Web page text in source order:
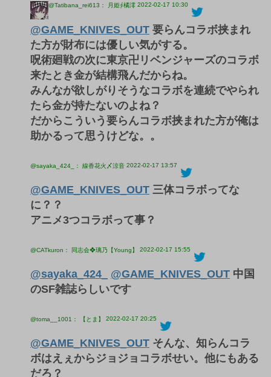
@Tatibana_rei613： 月姫∮橘澪 2022-02-17 10:30
@GAME_KNIVES_OUT 要らんコラボ挟まれ
た方が財布には優しい気がする。
呪術廻戦の次に東京卍リベンジャーズのコラボ
来たとき金が結構飛んだからね。
みんなが欲しがりそうなコラボを連続でやられ
たら金が持たないのよね？
だからこういう要らんコラボ挟まれた方が俺は
助かるって思うけどな。。
@sayaka_424_： 線香花火〆涼音 2022-02-17 13:57
@GAME_KNIVES_OUT 三体コラボってな
に？？
アニメ3つコラボって事？
@CATkuron： 同志会❖璃乃【Young】 2022-02-17 15:55
@sayaka_424_ @GAME_KNIVES_OUT 中国
のSF雑誌らしいです
@toma__1001： 【とま】 2022-02-17 20:25
@GAME_KNIVES_OUT そんな、知らんコラ
ボはえぇからジョジョコラボせい。他にもある
だろ？